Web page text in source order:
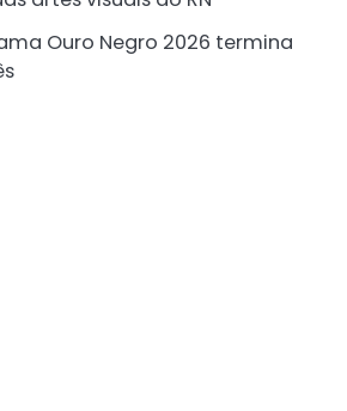
Ouro Negro 2026 termina